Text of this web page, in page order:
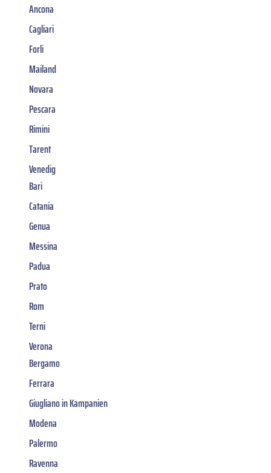
Ancona
Cagliari
Forli
Mailand
Novara
Pescara
Rimini
Tarent
Venedig
Bari
Catania
Genua
Messina
Padua
Prato
Rom
Terni
Verona
Bergamo
Ferrara
Giugliano in Kampanien
Modena
Palermo
Ravenna